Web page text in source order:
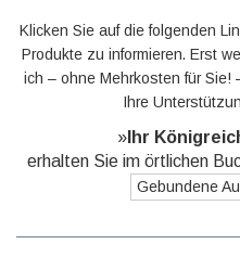
Klicken Sie auf die folgenden
Produkte zu informieren. Erst
ich – ohne Mehrkosten für Sie!
Ihre
»Ihr
erhalten Sie im örtlichen
Gebundene